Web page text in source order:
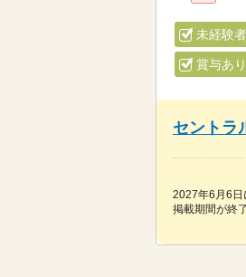
未経験
賞与あり
セントラ
2027年6月6日
掲載期間が終了